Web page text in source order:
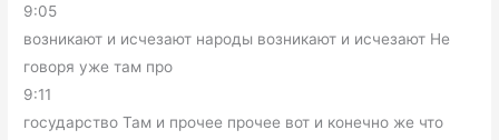
9:05
возникают и исчезают народы возникают и исчезают Не
говоря уже там про
9:11
государство Там и прочее прочее вот и конечно же что